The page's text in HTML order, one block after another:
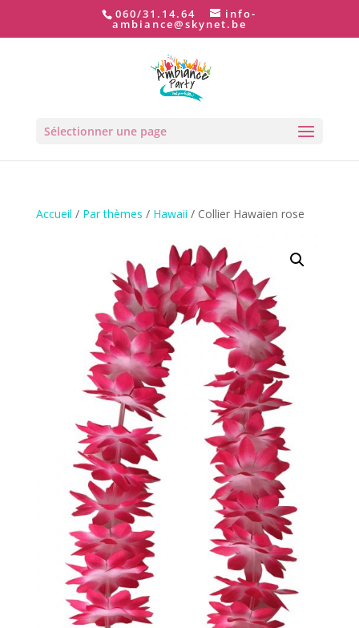
060/31.14.64 info-
ambiance@skynet.be
Sélectionner une page
Accueil / Par thèmes / Hawaii / Collier Hawaien rose